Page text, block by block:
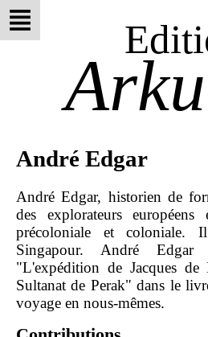
André Edgar
André Edgar, historien de
des explorateurs
précoloniale et coloniale.
Singapour. André
"L'expédition de Jacques
Sultanat de Perak" dans le
voyage en nous-mêmes.